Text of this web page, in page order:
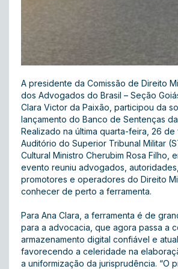
A presidente da Comissão de Direito
dos Advogados do Brasil – Seção
Clara Victor da Paixão, participou da
lançamento do Banco de Sentenças
Realizado na última quarta-feira, 26
Auditório do Superior Tribunal Militar
Cultural Ministro Cherubim Rosa Filho,
evento reuniu advogados,
promotores e operadores do Direito
conhecer de perto a ferramenta.
Para Ana Clara, a ferramenta é de
para a advocacia, que agora passa a
armazenamento digital confiável e
favorecendo a celeridade na
a uniformização da jurisprudência. “O